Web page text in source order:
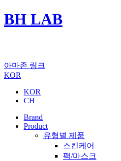
BH LAB
아마존 링크
KOR
KOR
CH
Brand
Product
유형별 제품
스킨케어
팩/마스크